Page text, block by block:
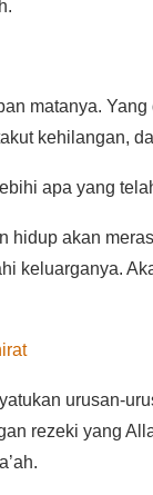
matanya.
kehilangan,
apa yang
akan
keluarganya.
urusan-
rezeki yang